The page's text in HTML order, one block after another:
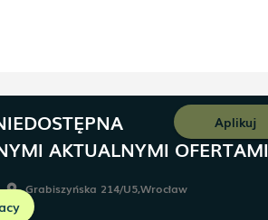
AKTUALNYMI OFERTAMI
Aplikuj
room Grabiszyńska 214/U5,Wrocław